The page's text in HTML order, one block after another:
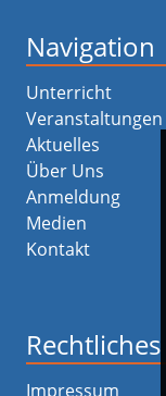
Navigation
Unterricht
Veranstaltungen
Aktuelles
Über Uns
Anmeldung
Medien
Kontakt
Rechtliches
Impressum